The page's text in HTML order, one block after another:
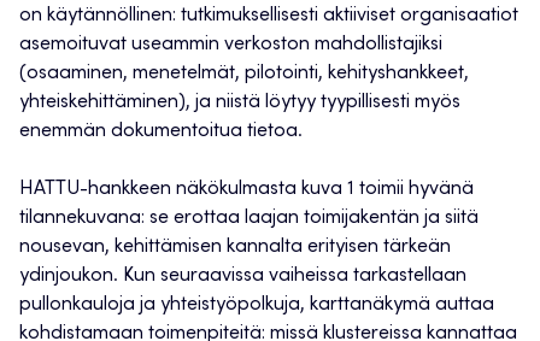
on käytännöllinen: tutkimuksellisesti aktiiviset organisaatiot
asemoituvat useammin verkoston mahdollistajiksi
(osaaminen, menetelmät, pilotointi, kehityshankkeet,
yhteiskehittäminen), ja niistä löytyy tyypillisesti myös
enemmän dokumentoitua tietoa.
HATTU-hankkeen näkökulmasta kuva 1 toimii hyvänä
tilannekuvana: se erottaa laajan toimijakentän ja siitä
nousevan, kehittämisen kannalta erityisen tärkeän
ydinjoukon. Kun seuraavissa vaiheissa tarkastellaan
pullonkauloja ja yhteistyöpolkuja, karttanäkymä auttaa
kohdistamaan toimenpiteitä: missä klustereissa kannattaa